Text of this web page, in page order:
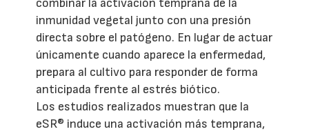
combinar la activación temprana de la
inmunidad vegetal junto con una presión
directa sobre el patógeno. En lugar de actuar
únicamente cuando aparece la enfermedad,
prepara al cultivo para responder de forma
anticipada frente al estrés biótico.
Los estudios realizados muestran que la
eSR® induce una activación más temprana,